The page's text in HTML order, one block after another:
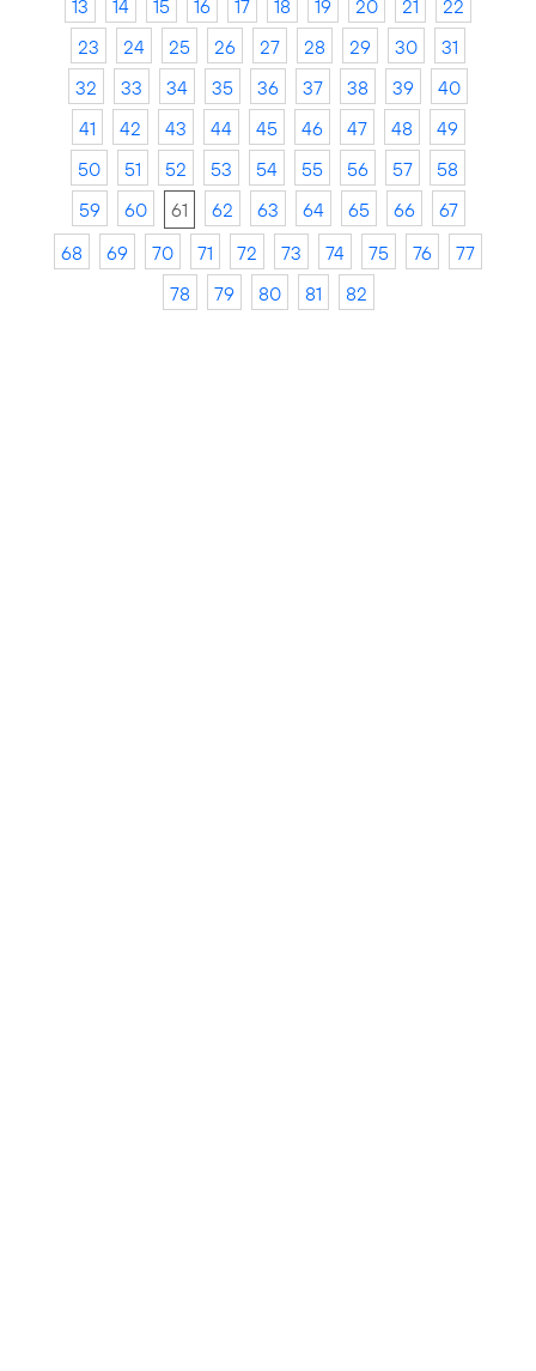
13
14 15 16 17 18 19 20 21
22
23
24 25 26 27 28 29 30
31
32
33 34 35 36 37 38 39
40
41
42 43 44 45 46 47 48
49
50
51 52 53 54 55 56 57
58
59
60 61 62 63 64 65 66
67
68
69 70 71 72 73 74 75 76
77
78
79 80 81 82